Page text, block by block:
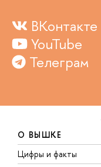
ВКонтакте
YouTube
Телеграм
О ВЫШКЕ
Цифры и факты